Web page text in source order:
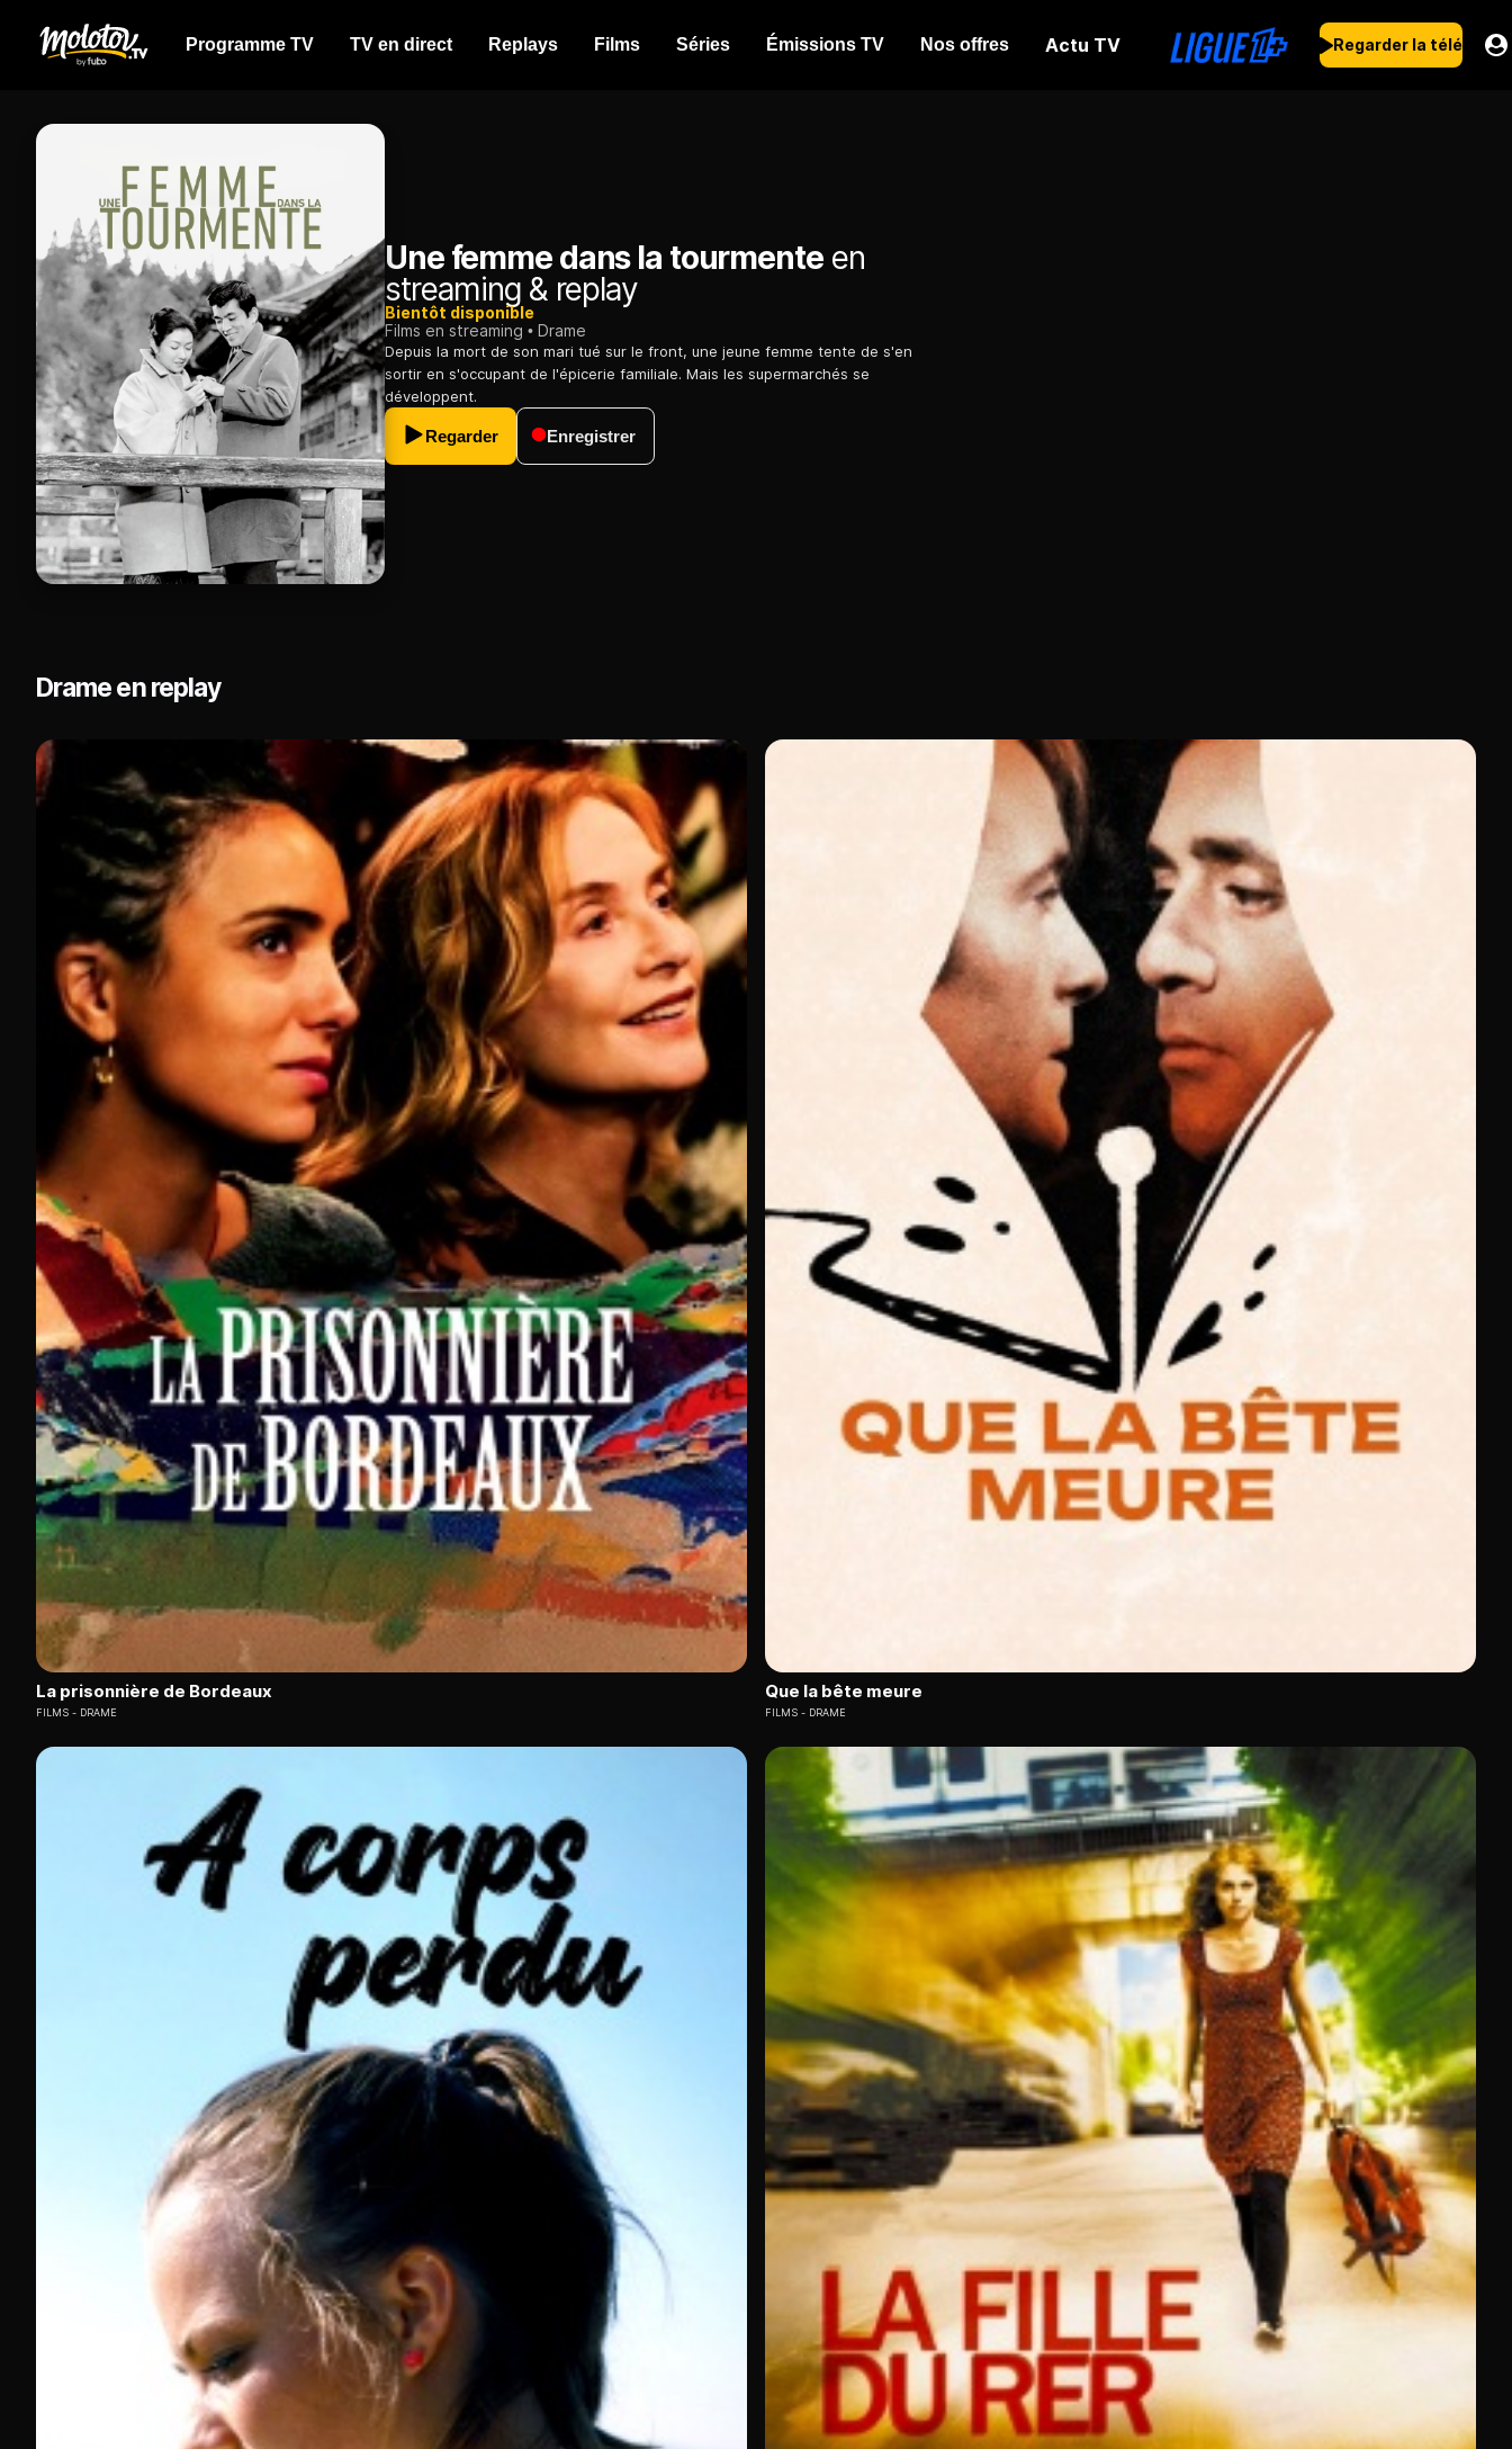
Programme TV TV en direct Replays Films Séries Émissions TV Nos offres Actu TV Regarder la télé
Une femme dans la tourmenteen
streaming & replay
Bientôt disponible
Films en streaming
Drame
Depuis la mort de son mari tué sur le front, une jeune femme tente de s'en
sortir en s'occupant de l'épicerie familiale. Mais les supermarchés se
développent.
Regarder Enregistrer
Drame en replay
La prisonnière de Bordeaux
FILMS DRAME
Que la bête meure
FILMS DRAME